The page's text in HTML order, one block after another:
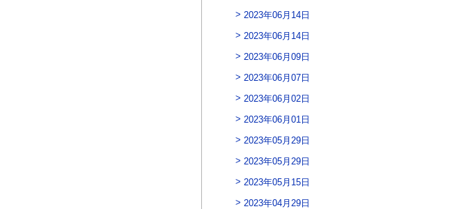
2023年06月14日
2023年06月14日
2023年06月09日
2023年06月07日
2023年06月02日
2023年06月01日
2023年05月29日
2023年05月29日
2023年05月15日
2023年04月29日